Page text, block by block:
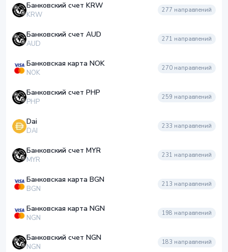
Банковский счет KRW
KRW
277 направлений
Банковский счет AUD
AUD
271 направлений
Банковская карта NOK
NOK
270 направлений
Банковский счет PHP
PHP
259 направлений
Dai
DAI
233 направлений
Банковский счет MYR
MYR
231 направлений
Банковская карта BGN
BGN
213 направлений
Банковская карта NGN
NGN
198 направлений
Банковский счет NGN
NGN
183 направлений